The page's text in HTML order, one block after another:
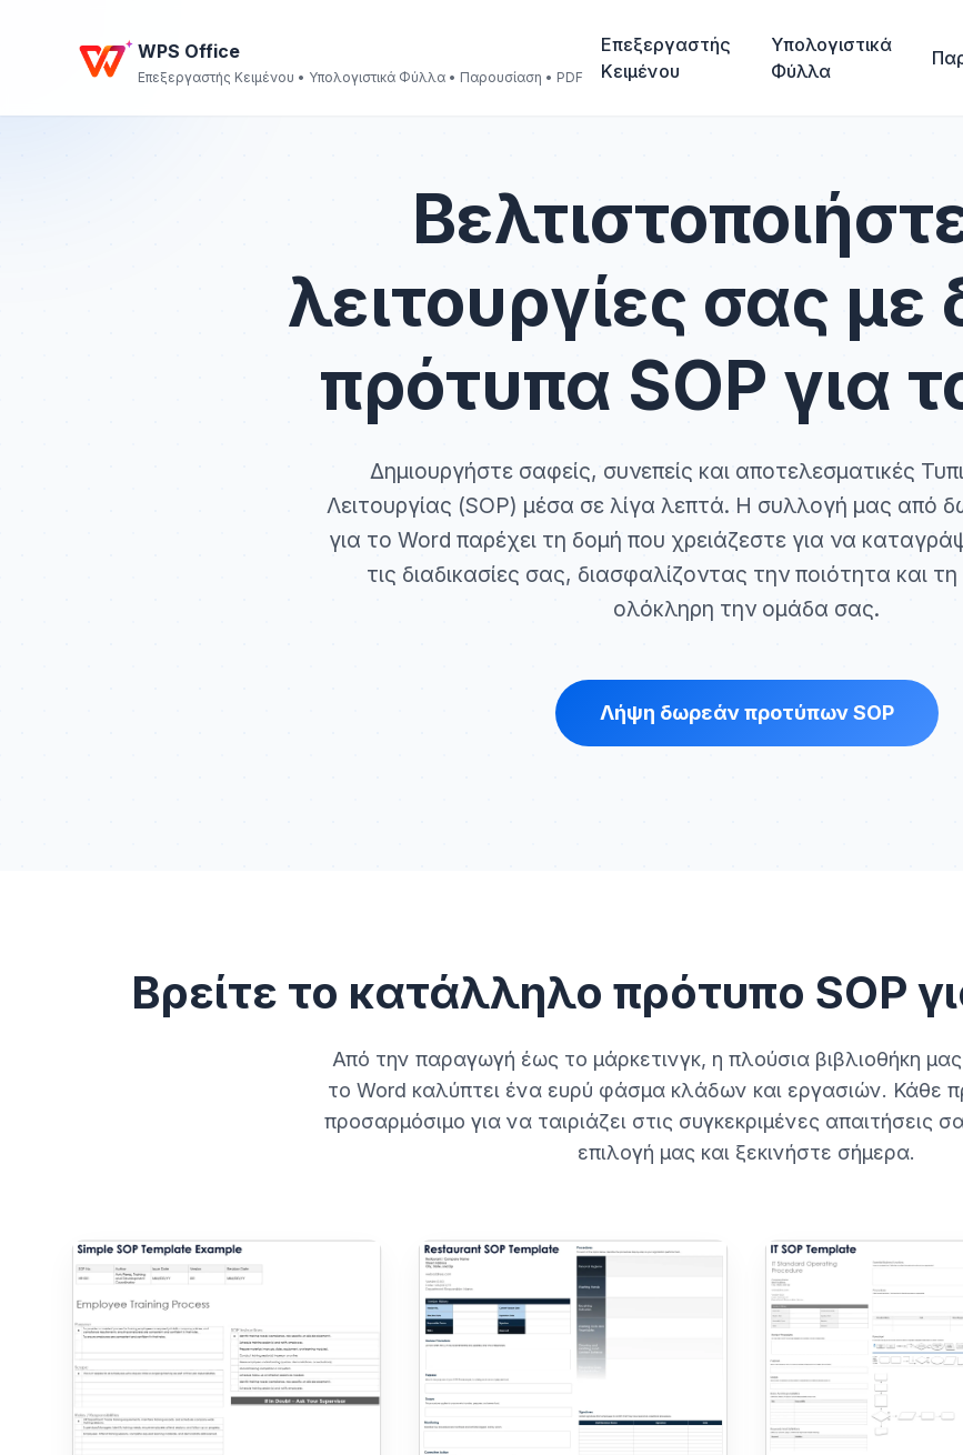
WPS Office
Επεξεργαστής Κειμένου • Υπολογιστικά Φύλλα • Παρουσίαση • PDF
Επεξεργαστής
Κειμένου
Υπολογιστικά
Φύλλα
λειτουργίες σας
πρότυπα SOP για
Δημιουργήστε σαφείς, συνεπείς και αποτελεσματικές
Λειτουργίας (SOP) μέσα σε λίγα λεπτά. Η συλλογή μας από
για το Word παρέχει τη δομή που χρειάζεστε για να
τις διαδικασίες σας, διασφαλίζοντας την ποιότητα και
ολόκληρη την ομάδα σας.
Λήψη δωρεάν προτύπων SOP
Βρείτε το κατάλληλο πρότυπο SOP
Από την παραγωγή έως το μάρκετινγκ, η πλούσια βιβλιοθήκη
το Word καλύπτει ένα ευρύ φάσμα κλάδων και εργασιών. Κάθε
προσαρμόσιμο για να ταιριάζει στις συγκεκριμένες απαιτήσεις
επιλογή μας και ξεκινήστε σήμερα.